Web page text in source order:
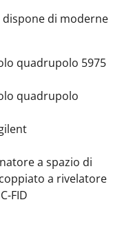
dispone di moderne
quadrupolo 5975
quadrupolo
a spazio di
a rivelatore
FID